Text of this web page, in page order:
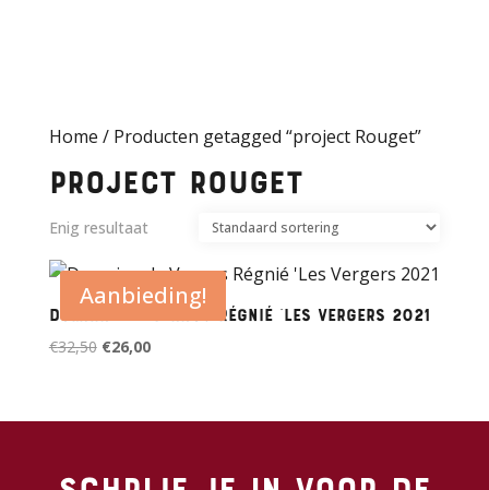
Home / Producten getagged “project Rouget”
project Rouget
Enig resultaat
Aanbieding!
Domaine de Vernus Régnié ‘Les Vergers 2021
€32,50 Oorspronkelijke
€32,50.
€26,00Huidige
€26,00.